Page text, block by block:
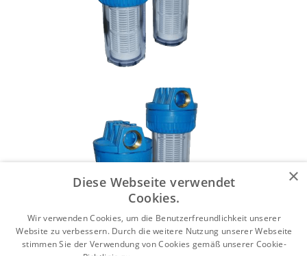
×
Diese Webseite verwendet
Cookies.
Wir verwenden Cookies, um die Benutzerfreundlichkeit unserer
Website zu verbessern. Durch die weitere Nutzung unserer Webseite
stimmen Sie der Verwendung von Cookies gemäß unserer Cookie-